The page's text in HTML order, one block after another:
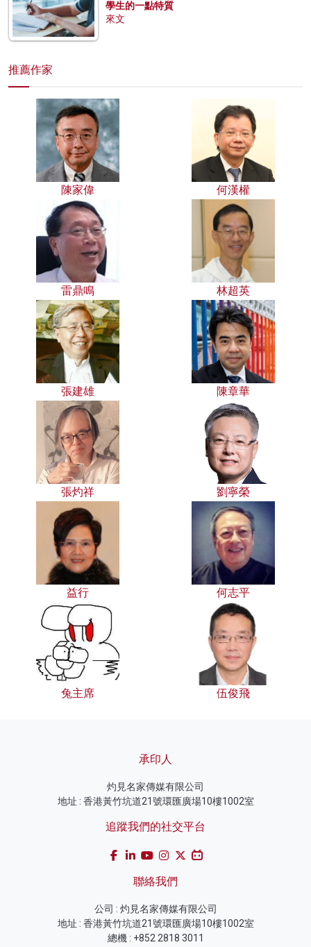
學生的一點特質
來文
推薦作家
陳家偉 何漢權
雷鼎鳴 林超英
張建雄 陳章華
張灼祥 劉寧榮
益行 何志平
兔主席 伍俊飛
承印人
灼見名家傳媒有限公司
地址 : 香港黃竹坑道21號環匯廣場10樓1002室
追蹤我們的社交平台
聯絡我們
公司 : 灼見名家傳媒有限公司
地址 : 香港黃竹坑道21號環匯廣場10樓1002室
總機 : +852 2818 3011